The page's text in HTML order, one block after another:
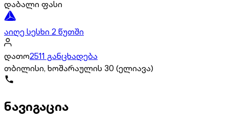
დაბალი ფასი
აიღე სესხი 2 წუთში
დათო2511 განცხადება
თბილისი, ხოშარაულის 30 (ელიავა)
ნავიგაცია